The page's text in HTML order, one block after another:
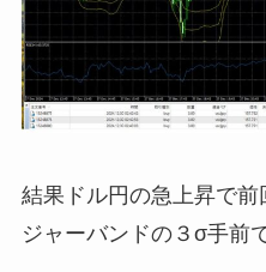
結果ドル円の急上昇で
ジャーバンドの３σ手前